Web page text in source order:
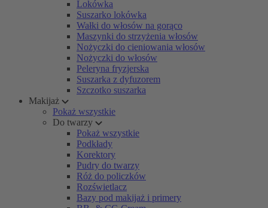
Lokówka
Suszarko lokówka
Wałki do włosów na gorąco
Maszynki do strzyżenia włosów
Nożyczki do cieniowania włosów
Nożyczki do włosów
Peleryna fryzjerska
Suszarka z dyfuzorem
Szczotko suszarka
Makijaż
Pokaż wszystkie
Do twarzy
Pokaż wszystkie
Podkłady
Korektory
Pudry do twarzy
Róż do policzków
Rozświetlacz
Bazy pod makijaż i primery